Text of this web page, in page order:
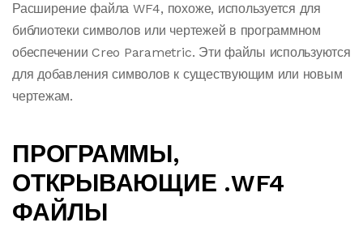
Расширение файла WF4, похоже, используется для
библиотеки символов или чертежей в программном
обеспечении Creo Parametric. Эти файлы используются
для добавления символов к существующим или новым
чертежам.
ПРОГРАММЫ,
ОТКРЫВАЮЩИЕ .WF4
ФАЙЛЫ